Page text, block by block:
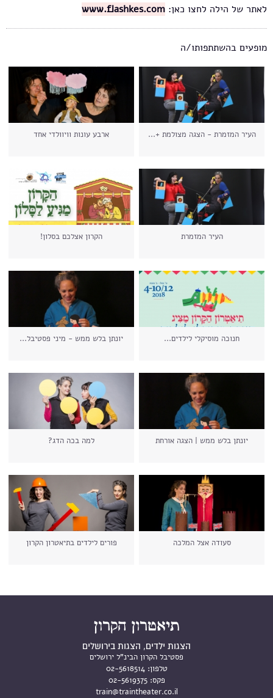
לאתר של הילה לחצו כאן: www.flashkes.com
מופעים בהשתתפותו/ה
העיר המזמרת - הצגה מצולמת +... ארבע עונות וויוולדי אחד
העיר המזמרת הקרון אצלכם בסלון!
חנוכה מוסיקלי לילדים... יונתן בלש ממש - מיני פסטיבל...
יונתן בלש ממש | הצגה אורחת למה בכה הדג?
סעודה אצל המלכה פורים לילדים בתיאטרון הקרון
הצגות ילדים, הצגות בירושלים
פסטיבל הקרון הבינ"ל ירושלים
טלפון: 02-5618514
פקס: 02-5619375
train@traintheater.co.il